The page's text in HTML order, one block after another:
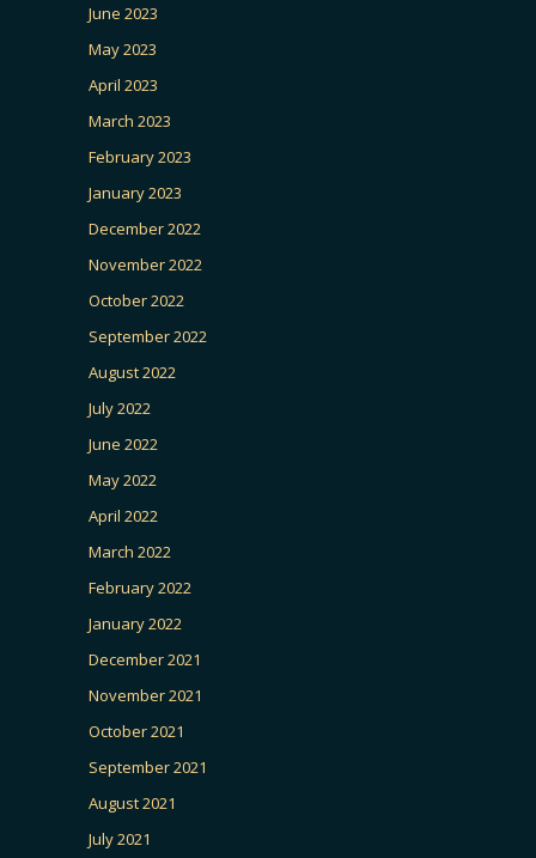
June 2023
May 2023
April 2023
March 2023
February 2023
January 2023
December 2022
November 2022
October 2022
September 2022
August 2022
July 2022
June 2022
May 2022
April 2022
March 2022
February 2022
January 2022
December 2021
November 2021
October 2021
September 2021
August 2021
July 2021